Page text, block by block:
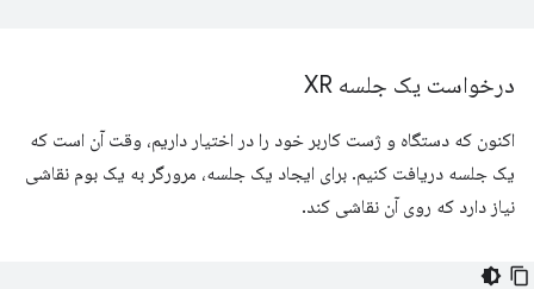
درخواست یک جلسه XR
اکنون که دستگاه و ژست کاربر خود را در اختیار داریم، وقت آن است که
یک جلسه دریافت کنیم. برای ایجاد یک جلسه، مرورگر به یک بوم نقاشی
نیاز دارد که روی آن نقاشی کند.